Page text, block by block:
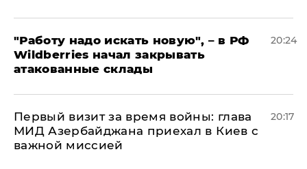
"Работу надо искать новую", – в РФ
Wildberries начал закрывать
атакованные склады
20:24
Первый визит за время войны: глава
МИД Азербайджана приехал в Киев с
важной миссией
20:17